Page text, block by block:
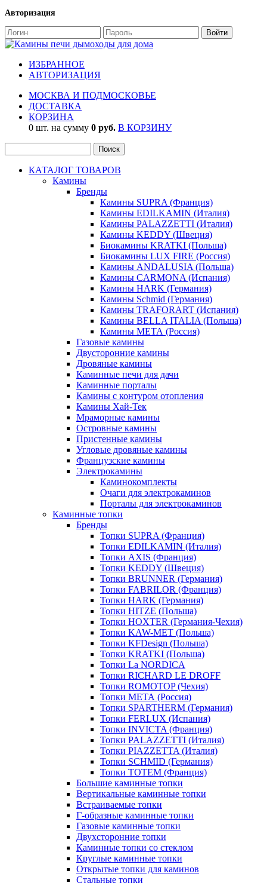
Авторизация
ИЗБРАННОЕ
АВТОРИЗАЦИЯ
МОСКВА И ПОДМОСКОВЬЕ
ДОСТАВКА
КОРЗИНА
0 шт. на сумму 0 руб. В КОРЗИНУ
КАТАЛОГ ТОВАРОВ
Камины
Бренды
Камины SUPRA (Франция)
Камины EDILKAMIN (Италия)
Камины PALAZZETTI (Италия)
Камины KEDDY (Швеция)
Биокамины KRATKI (Польша)
Биокамины LUX FIRE (Россия)
Камины ANDALUSIA (Польша)
Камины CARMONA (Испания)
Камины HARK (Германия)
Камины Schmid (Германия)
Камины TRAFORART (Испания)
Камины BELLA ITALIA (Польша)
Камины МЕТА (Россия)
Газовые камины
Двусторонние камины
Дровяные камины
Каминные печи для дачи
Каминные порталы
Камины с контуром отопления
Камины Хай-Тек
Мраморные камины
Островные камины
Пристенные камины
Угловые дровяные камины
Французские камины
Электрокамины
Каминокомплекты
Очаги для электрокаминов
Порталы для электрокаминов
Каминные топки
Бренды
Топки SUPRA (Франция)
Топки EDILKAMIN (Италия)
Топки AXIS (Франция)
Топки KEDDY (Швеция)
Топки BRUNNER (Германия)
Топки FABRILOR (Франция)
Топки HARK (Германия)
Топки HITZE (Польша)
Топки HOXTER (Германия-Чехия)
Топки KAW-MET (Польша)
Топки KFDesign (Польша)
Топки KRATKI (Польша)
Топки La NORDICA
Топки RICHARD LE DROFF
Топки ROMOTOP (Чехия)
Топки МЕТА (Россия)
Топки SPARTHERM (Германия)
Топки FERLUX (Испания)
Топки INVICTA (Франция)
Топки PALAZZETTI (Италия)
Топки PIAZZETTA (Италия)
Топки SCHMID (Германия)
Топки TOTEM (Франция)
Большие каминные топки
Вертикальные каминные топки
Встраиваемые топки
Г-образные каминные топки
Газовые каминные топки
Двухсторонние топки
Каминные топки со стеклом
Круглые каминные топки
Открытые топки для каминов
Стальные топки